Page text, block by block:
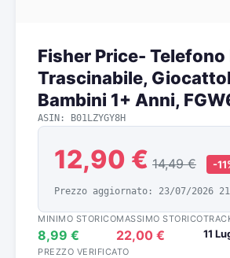
Fisher Price-
Trascinabile,
Bambini 1+ Anni,
ASIN: B01LZYGY8H
12,90 € 14,49 € -
Prezzo aggiornato: 23/07/2026
MINIMO STORICO
8,99 €
MASSIMO STORICO
22,00 € 11
PREZZO VERIFICATO